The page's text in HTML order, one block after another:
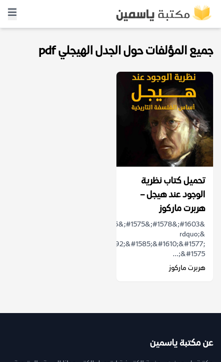
جميع المؤلفات حول الجدل الهيجلي pdf
تحميل كتاب نظرية
الوجود عند هيجل –
هربرت ماركوز
&rdquo;
&#1606;&#1592;&#1585;&#1610;&#1577;
&#1575;...
هربرت ماركوز
عن مكتبة ياسمين